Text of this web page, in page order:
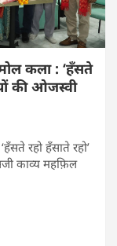
कला : ‘हॅंसते
की ओजस्वी
रहो हॅंसाते रहो’
काव्य महफ़िल